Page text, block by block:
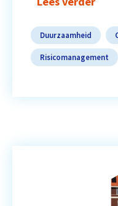
Duurzaamheid
Risicomanagement